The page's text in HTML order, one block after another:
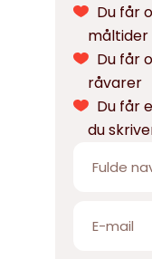
Du får
måltider
Du får
råvarer
Du får
du